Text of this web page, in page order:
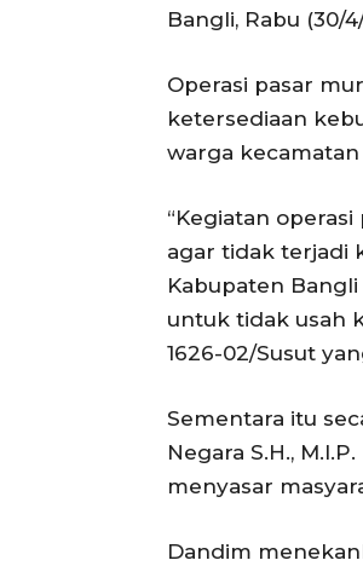
Bangli, Rabu (30/
Operasi pasar
ketersediaan
warga kecamatan
“Kegiatan
agar tidak terjadi
Kabupaten
untuk tidak usah
1626-02/Susut
Sementara itu
Negara S.H.,
menyasar
Dandim